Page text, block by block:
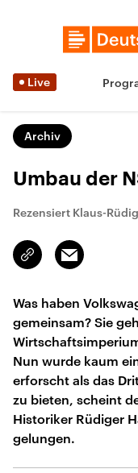
Live
Archiv
Umbau der
Rezensiert Klaus-
Link
kopieren/teilen
Email
Was haben
gemeinsam? Sie
Nun wurde kaum
erforscht als das
zu bieten, scheint
Historiker Rüdiger
gelungen.